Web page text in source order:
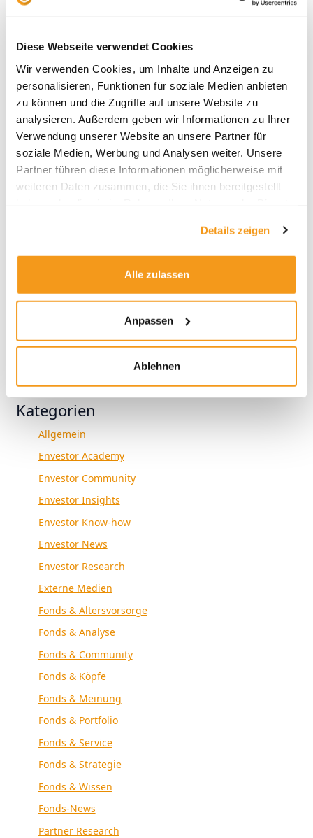
Diese Webseite verwendet Cookies
Wir verwenden Cookies, um Inhalte und Anzeigen zu
personalisieren, Funktionen für soziale Medien anbieten
zu können und die Zugriffe auf unsere Website zu
analysieren. Außerdem geben wir Informationen zu Ihrer
Verwendung unserer Website an unsere Partner für
soziale Medien, Werbung und Analysen weiter. Unsere
Partner führen diese Informationen möglicherweise mit
weiteren Daten zusammen, die Sie ihnen bereitgestellt
Details zeigen
Alle zulassen
Anpassen
Ablehnen
Archive
2026
2025
2024
2023
2019
1970
Kategorien
Allgemein
Envestor Academy
Envestor Community
Envestor Insights
Envestor Know-how
Envestor News
Envestor Research
Externe Medien
Fonds & Altersvorsorge
Fonds & Analyse
Fonds & Community
Fonds & Köpfe
Fonds & Meinung
Fonds & Portfolio
Fonds & Service
Fonds & Strategie
Fonds & Wissen
Fonds-News
Partner Research